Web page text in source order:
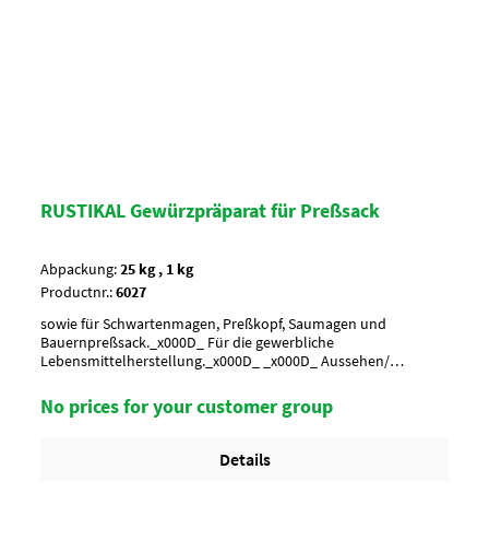
RUSTIKAL Gewürzpräparat für Preßsack
Abpackung:
25 kg , 1 kg
Productnr.:6027
sowie für Schwartenmagen, Preßkopf, Saumagen und
Bauernpreßsack._x000D_ Für die gewerbliche
Lebensmittelherstellung._x000D_ _x000D_ Aussehen/
SackArtikel-StatusHalal geeignet
No prices for your customer group
Details